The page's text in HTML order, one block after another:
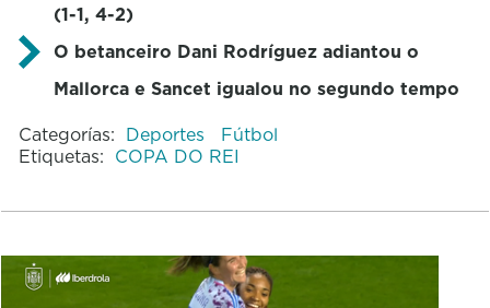
(1-1, 4-2)
O betanceiro Dani Rodríguez adiantou o
Mallorca e Sancet igualou no segundo tempo
Categorías: Deportes
Fútbol
Etiquetas: COPA DO REI